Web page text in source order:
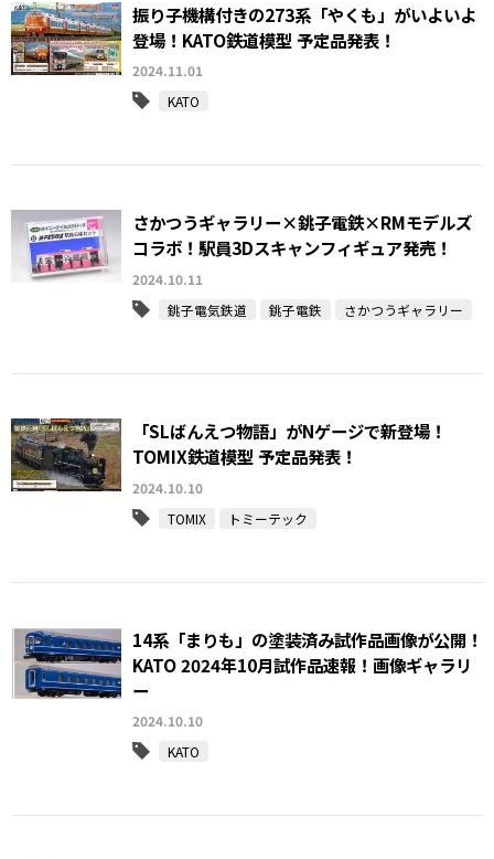
振り子機構付きの273系「やくも」がいよいよ
登場！KATO鉄道模型 予定品発表！
2024.11.01
KATO
さかつうギャラリー×銚子電鉄×RMモデルズ
コラボ！駅員3Dスキャンフィギュア発売！
2024.10.11
銚子電気鉄道
銚子電鉄 さかつうギャラリー
「SLばんえつ物語」がNゲージで新登場！
TOMIX鉄道模型 予定品発表！
2024.10.10
TOMIX
トミーテック
14系「まりも」の塗装済み試作品画像が公開！
KATO 2024年10月試作品速報！画像ギャラリ
ー
2024.10.10
KATO